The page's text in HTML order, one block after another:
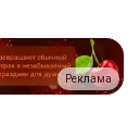
Реклама